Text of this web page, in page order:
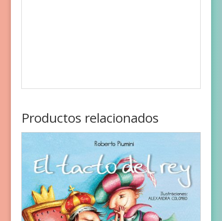
Productos relacionados